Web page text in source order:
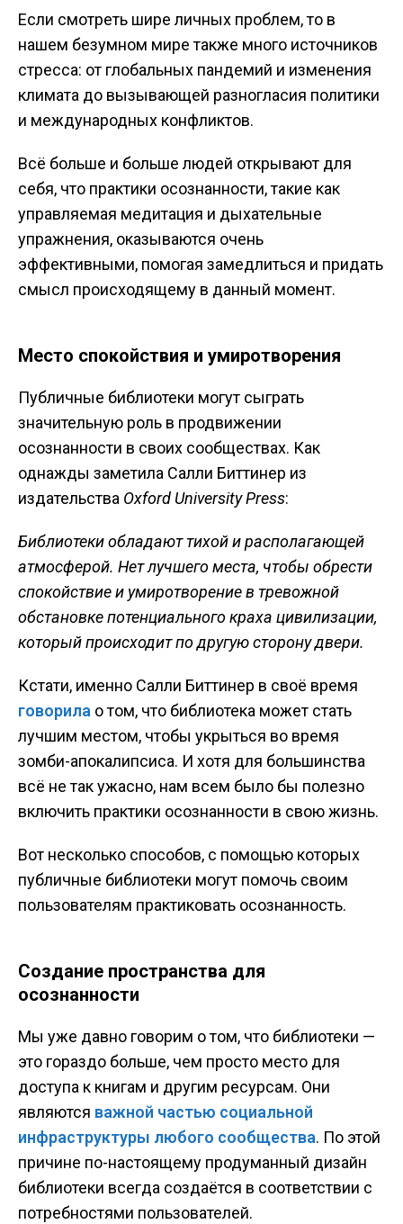
Если смотреть шире личных проблем, то в
нашем безумном мире также много источников
стресса: от глобальных пандемий и изменения
климата до вызывающей разногласия политики
и международных конфликтов.
Всё больше и больше людей открывают для
себя, что практики осознанности, такие как
управляемая медитация и дыхательные
упражнения, оказываются очень
эффективными, помогая замедлиться и придать
смысл происходящему в данный момент.
Место спокойствия и умиротворения
Публичные библиотеки могут сыграть
значительную роль в продвижении
осознанности в своих сообществах. Как
однажды заметила Салли Биттинер из
издательства Oxford University Press:
Библиотеки обладают тихой и располагающей
атмосферой. Нет лучшего места, чтобы обрести
спокойствие и умиротворение в тревожной
обстановке потенциального краха цивилизации,
который происходит по другую сторону двери.
Кстати, именно Салли Биттинер в своё время
говорила о том, что библиотека может стать
лучшим местом, чтобы укрыться во время
зомби-апокалипсиса. И хотя для большинства
всё не так ужасно, нам всем было бы полезно
включить практики осознанности в свою жизнь.
Вот несколько способов, с помощью которых
публичные библиотеки могут помочь своим
пользователям практиковать осознанность.
Создание пространства для
осознанности
Мы уже давно говорим о том, что библиотеки —
это гораздо больше, чем просто место для
доступа к книгам и другим ресурсам. Они
являются важной частью социальной
инфраструктуры любого сообщества. По этой
причине по-настоящему продуманный дизайн
библиотеки всегда создаётся в соответствии с
потребностями пользователей.